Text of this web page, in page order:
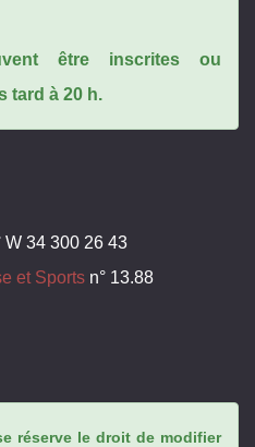
être inscrites ou
tard à 20 h.
W 34 300 26 43
et Sports n° 13.88
réserve le droit de modifier